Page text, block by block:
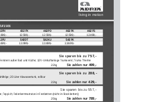
Sie sparen bis zu 757,-
außer Bad und Küche; 12 V-Umluftanlage Trumavent; Truma Therme
22 kg
Sie zahlen nur 499,-
Sie sparen bis zu 288,-
20 Liter Abwassertank, rollbar
22 kg
Sie zahlen nur 429,-
Sie sparen bis zu 557,-
Teppich; Federkernmatratze in Festbetten (nicht in Stockbetten);
25 kg Sie zahlen nur 789,-
PH 432 PX 462 PD 462 PK
462 PS
12.599,- 12.599,- 12.599,- 12.499,-
PU 542 DT 542 KU
542 PK
13.999,- 13.699,- 13.699,-
living in motion